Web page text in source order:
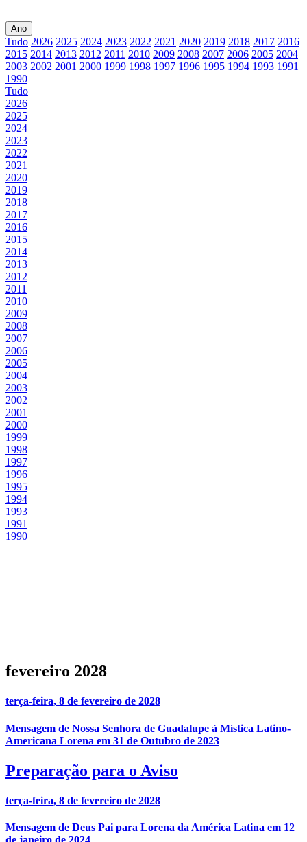
Ano
Tudo 2026 2025 2024 2023 2022 2021 2020 2019 2018 2017 2016
2015 2014 2013 2012 2011 2010 2009 2008 2007 2006 2005 2004
2003 2002 2001 2000 1999 1998 1997 1996 1995 1994 1993 1991
1990
Tudo
2026
2025
2024
2023
2022
2021
2020
2019
2018
2017
2016
2015
2014
2013
2012
2011
2010
2009
2008
2007
2006
2005
2004
2003
2002
2001
2000
1999
1998
1997
1996
1995
1994
1993
1991
1990
fevereiro 2028
terça-feira, 8 de fevereiro de 2028
Mensagem de Nossa Senhora de Guadalupe à Mística Latino-
Americana Lorena em 31 de Outubro de 2023
Preparação para o Aviso
terça-feira, 8 de fevereiro de 2028
Mensagem de Deus Pai para Lorena da América Latina em 12